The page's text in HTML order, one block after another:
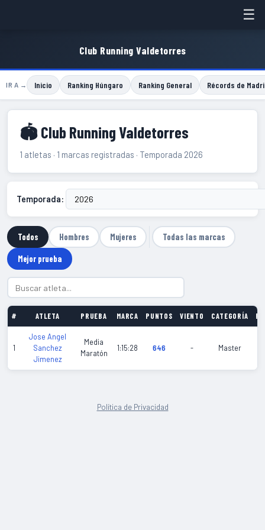
☰
Club Running Valdetorres
IR A → Inicio Ranking Húngaro Ranking General Récords de
🏟 Club Running Valdetorres
1 atletas · 1 marcas registradas · Temporada 2026
Temporada:
Todos Hombres Mujeres Todas las marcas
Mejor prueba
# ATLETA PRUEBA MARCA PUNTOS VIENTO CATEGORÍA
1
Jose Angel
Sanchez
Jimenez
Media
Maratón
1:15:28 646 - Master
Política de Privacidad